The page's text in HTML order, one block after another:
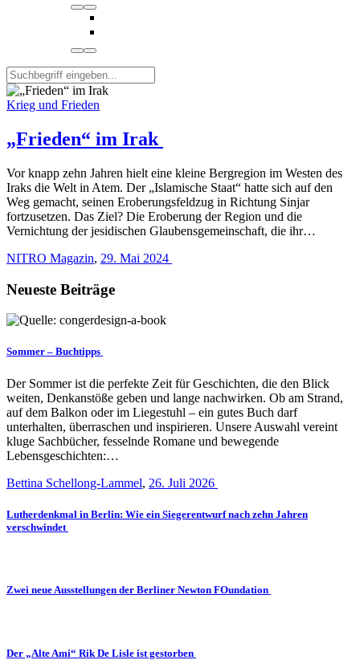
Krieg und Frieden
„Frieden“ im Irak
Vor knapp zehn Jahren hielt eine kleine Bergregion im Westen des
Iraks die Welt in Atem. Der „Islamische Staat“ hatte sich auf den
Weg gemacht, seinen Eroberungsfeldzug in Richtung Sinjar
fortzusetzen. Das Ziel? Die Eroberung der Region und die
Vernichtung der jesidischen Glaubensgemeinschaft, die ihr…
NITRO Magazin, 29. Mai 2024
Neueste Beiträge
Sommer – Buchtipps
Der Sommer ist die perfekte Zeit für Geschichten, die den Blick
weiten, Denkanstöße geben und lange nachwirken. Ob am Strand,
auf dem Balkon oder im Liegestuhl – ein gutes Buch darf
unterhalten, überraschen und inspirieren. Unsere Auswahl vereint
kluge Sachbücher, fesselnde Romane und bewegende
Lebensgeschichten:…
Bettina Schellong-Lammel, 26. Juli 2026
Lutherdenkmal in Berlin: Wie ein Siegerentwurf nach zehn Jahren
verschwindet
Zwei neue Ausstellungen der Berliner Newton FOundation
Der „Alte Ami“ Rik De Lisle ist gestorben